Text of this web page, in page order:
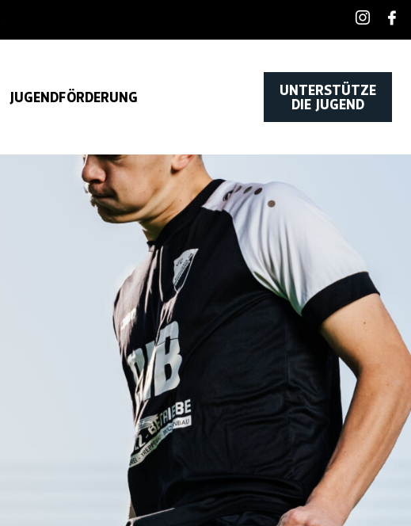
JUGENDFÖRDERUNG
UNTERSTÜTZE
DIE JUGEND